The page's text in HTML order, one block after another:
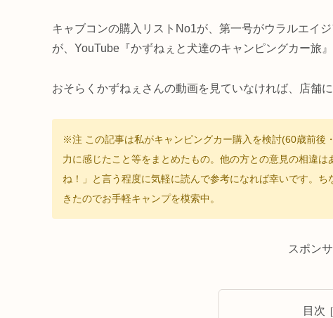
キャブコンの購入リストNo1が、第一号がウラルエイ
が、YouTube『かずねぇと犬達のキャンピングカー旅
おそらくかずねぇさんの動画を見ていなければ、店舗
※注 この記事は私がキャンピングカー購入を検討(60歳前後
力に感じたこと等をまとめたもの。他の方との意見の相違
ね！」と言う程度に気軽に読んで参考になれば幸いです。
きたのでお手軽キャンプを模索中。
スポン
目次